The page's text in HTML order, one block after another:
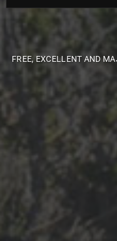
FREE, EXCELLENT AND